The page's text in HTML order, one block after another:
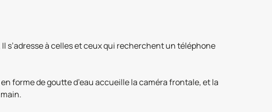
s’adresse à celles et ceux qui recherchent un téléphone
forme de goutte d’eau accueille la caméra frontale, et la